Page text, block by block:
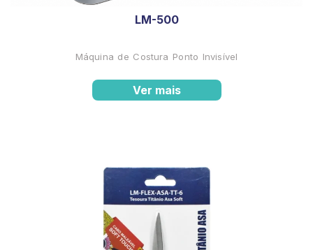
LM-500
Máquina de Costura Ponto Invisível
Ver mais